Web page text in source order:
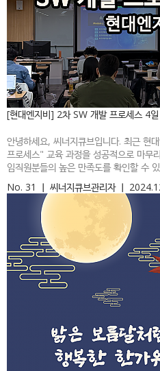
[현대엔지비] 2차 SW 개발 프로세스 4
안녕하세요, 씨너지큐브입니다. 최근 현
프로세스" 교육 과정을 성공적으로 마무
임직원분들의 높은 만족도를 확인할 수
No. 31
ㅣ 씨너지큐브관리자ㅣ